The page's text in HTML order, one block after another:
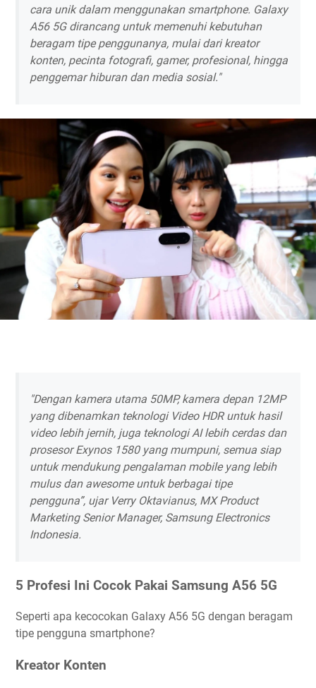
cara unik dalam menggunakan smartphone. Galaxy
A56 5G dirancang untuk memenuhi kebutuhan
beragam tipe penggunanya, mulai dari kreator
konten, pecinta fotografi, gamer, profesional, hingga
penggemar hiburan dan media sosial."
"Dengan kamera utama 50MP, kamera depan 12MP
yang dibenamkan teknologi Video HDR untuk hasil
video lebih jernih, juga teknologi AI lebih cerdas dan
prosesor Exynos 1580 yang mumpuni, semua siap
untuk mendukung pengalaman mobile yang lebih
mulus dan awesome untuk berbagai tipe
pengguna”, ujar Verry Oktavianus, MX Product
Marketing Senior Manager, Samsung Electronics
Indonesia.
5 Profesi Ini Cocok Pakai Samsung A56 5G
Seperti apa kecocokan Galaxy A56 5G dengan beragam
tipe pengguna smartphone?
Kreator Konten